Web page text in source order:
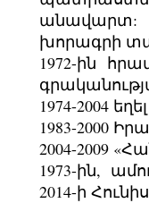
անավարտ:
խորագրի
1972-ին
1974-2004
1983-2000
2004-2009
1973-ին,
2014-ի